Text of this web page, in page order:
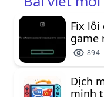
Fix lỗi
game
894
Dịch
minh